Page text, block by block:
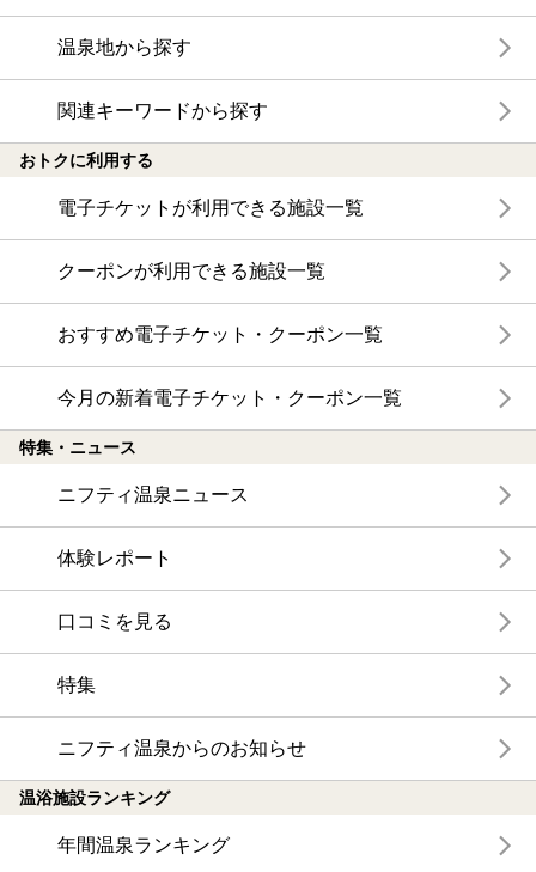
温泉地から探す
関連キーワードから探す
おトクに利用する
電子チケットが利用できる施設一覧
クーポンが利用できる施設一覧
おすすめ電子チケット・クーポン一覧
今月の新着電子チケット・クーポン一覧
特集・ニュース
ニフティ温泉ニュース
体験レポート
口コミを見る
特集
ニフティ温泉からのお知らせ
温浴施設ランキング
年間温泉ランキング